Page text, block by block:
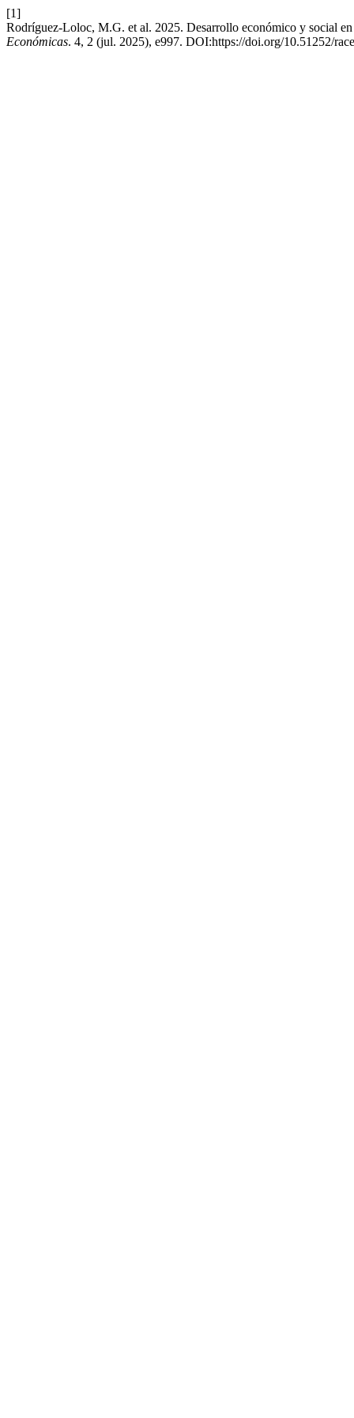
[1]
Rodríguez-Loloc, M.G. et al. 2025. Desarrollo económico y social
Económicas. 4, 2 (jul. 2025), e997. DOI:https://doi.org/10.51252/